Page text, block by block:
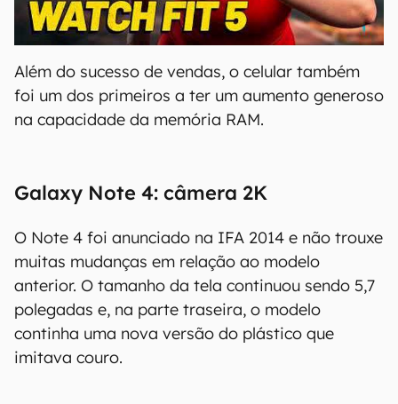
00:00/04:51
Além do sucesso de vendas, o celular também
foi um dos primeiros a ter um aumento generoso
na capacidade da memória RAM.
Galaxy Note 4: câmera 2K
O Note 4 foi anunciado na IFA 2014 e não trouxe
muitas mudanças em relação ao modelo
anterior. O tamanho da tela continuou sendo 5,7
polegadas e, na parte traseira, o modelo
continha uma nova versão do plástico que
imitava couro.